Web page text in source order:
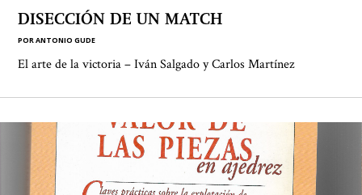
DISECCIÓN DE UN MATCH
PORANTONIO GUDE
El arte de la victoria – Iván Salgado y Carlos Martínez